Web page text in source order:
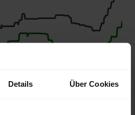
Details Über Cookies